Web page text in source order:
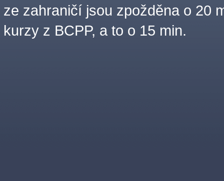
ze zahraničí jsou zpožděna o 20
kurzy z BCPP, a to o 15 min.